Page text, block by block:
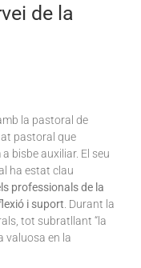
de la
la pastoral de
pastoral que
bisbe auxiliar. El seu
ha estat clau
professionals de la
i suport. Durant la
tot subratllant “la
valuosa en la